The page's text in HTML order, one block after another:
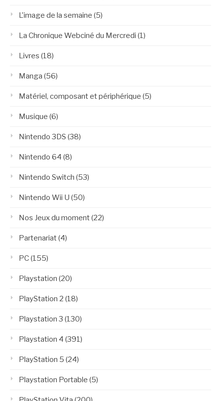
L'image de la semaine (5)
La Chronique Webciné du Mercredi (1)
Livres (18)
Manga (56)
Matériel, composant et périphérique (5)
Musique (6)
Nintendo 3DS (38)
Nintendo 64 (8)
Nintendo Switch (53)
Nintendo Wii U (50)
Nos Jeux du moment(22)
Partenariat(4)
PC(155)
Playstation (20)
PlayStation 2 (18)
Playstation 3 (130)
Playstation 4 (391)
PlayStation 5 (24)
Playstation Portable (5)